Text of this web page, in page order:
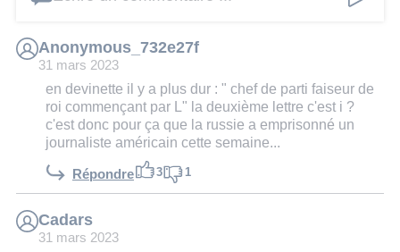
Anonymous_732e27f
31 mars 2023
en devinette il y a plus dur : " chef de parti faiseur de
roi commençant par L" la deuxième lettre c'est i ?
c'est donc pour ça que la russie a emprisonné un
journaliste américain cette semaine...
Répondre 3 1
Cadars
31 mars 2023